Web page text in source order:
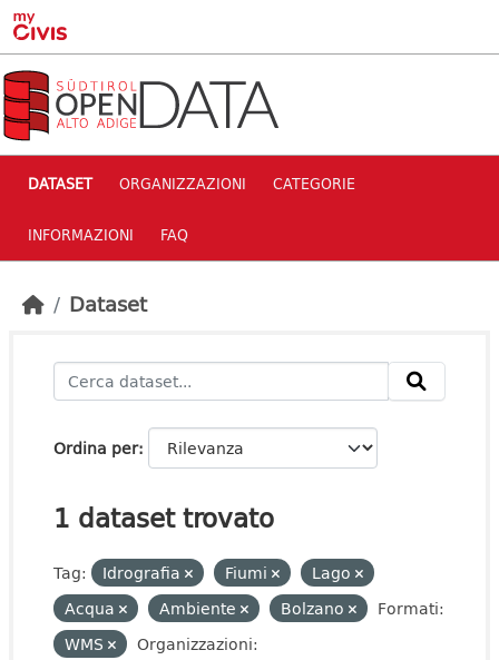
Skip to main content
DATASET ORGANIZZAZIONI CATEGORIE
INFORMAZIONI FAQ
Dataset
Ordina per
1 dataset trovato
Tag: Idrografia Fiumi
Lago
Acqua
Ambiente Bolzano
Formati:
WMS
Organizzazioni: